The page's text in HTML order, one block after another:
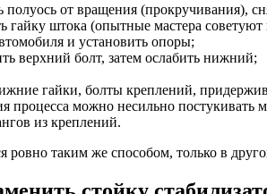
от вращения (прокручивания),
гайку штока (опытные мастера советуют
и установить опоры;
верхний болт, затем ослабить нижний;
гайки, болты креплений,
процесса можно несильно
из креплений.
таким же способом, только в